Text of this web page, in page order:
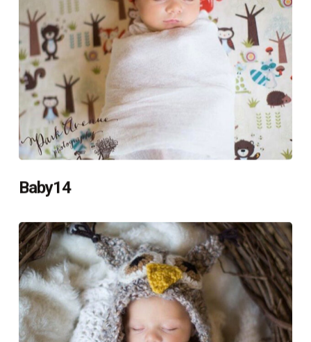
Baby14